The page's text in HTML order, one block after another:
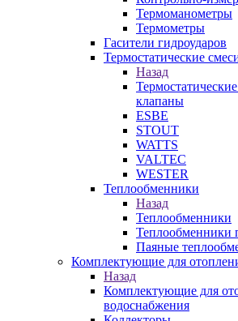
Термоманометры
Термометры
Гасители гидроударов
Термостатические
Назад
клапаны
ESBE
STOUT
WATTS
VALTEC
WESTER
Теплообменники
Назад
Теплообменники
Теплообменники
Паяные
Комплектующие для
Назад
Комплектующие для
водоснабжения